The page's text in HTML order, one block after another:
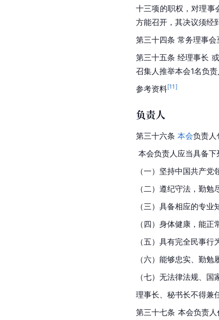
十三项的职权，对理事
方能召开，其决议须经
第三十四条 常务理事
第三十五条 经理事长
召集人推举本会1名负
参考资料[11 ]
负责人
第三十六条 本会负责
本会负责人应当具备下
（一）坚持中国共产
（二）遵纪守法，勤
（三）具备相应的专
（四）身体健康，能
（五）具有完全民事行
（六）能够忠实、勤
（七）无法律法规、
理事长、秘书长不得兼
第三十七条 本会负责